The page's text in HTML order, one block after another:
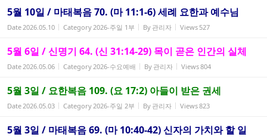
5월 10일 / 마태복음 70. (마 11:1-6) 세례 요한과 예수님
Date2026.05.10 Category2026-주일 1부 By 관리자 Views 527
5월 6일 / 신명기 64. (신 31:14-29) 목이 곧은 인간의 실체
Date2026.05.06 Category2026-수요예배 By 관리자 Views804
5월 3일 / 요한복음 109. (요 17:2) 아들이 받은 권세
Date2026.05.03 Category2026-주일 2부 By 관리자 Views823
5월 3일 / 마태복음 69. (마 10:40-42) 신자의 가치와 할 일